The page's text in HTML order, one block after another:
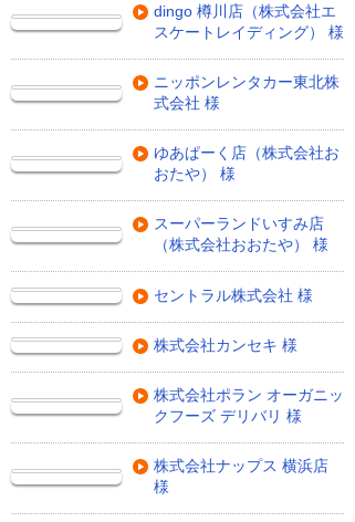
dingo 樽川店（株式会社エ
スケートレイディング） 様
ニッポンレンタカー東北株
式会社 様
ゆあぱーく店（株式会社お
おたや） 様
スーパーランドいすみ店
（株式会社おおたや） 様
セントラル株式会社 様
株式会社カンセキ 様
株式会社ポラン オーガニッ
クフーズ デリバリ 様
株式会社ナップス 横浜店
様